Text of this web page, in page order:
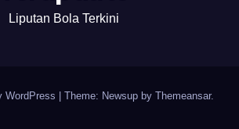
Liputan Bola Terkini
WordPress | Theme: Newsup by Themeansar.